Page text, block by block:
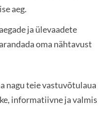
aeg.
ja ülevaadete
oma nähtavust
nagu teie vastuvõtulaua
informatiivne ja valmis